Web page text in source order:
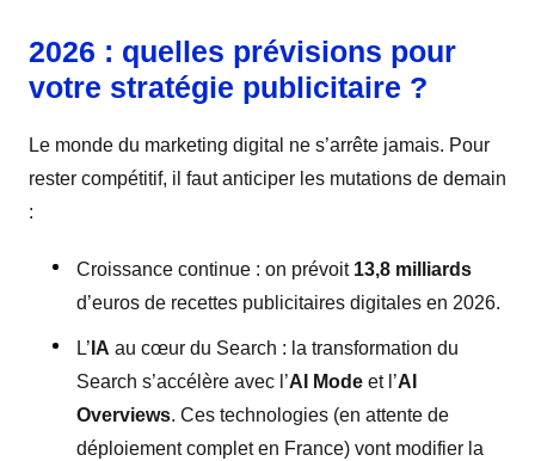
2026 : quelles prévisions pour
votre stratégie publicitaire ?
Le monde du marketing digital ne s’arrête jamais. Pour
rester compétitif, il faut anticiper les mutations de demain
:
Croissance continue : on prévoit 13,8 milliards
d’euros de recettes publicitaires digitales en 2026.
L’ IA au cœur du Search : la transformation du
Search s’accélère avec l’AI Mode et l’AI
Overviews. Ces technologies (en attente de
déploiement complet en France) vont modifier la